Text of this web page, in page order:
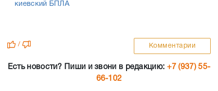
киевский БПЛА
/ Комментарии
Есть новости? Пиши и звони в редакцию: +7 (937) 55-
66-102